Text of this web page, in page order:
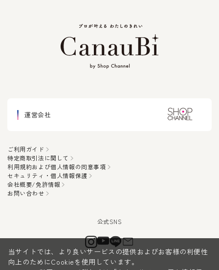
運営会社
ご利用ガイド
特定商取引法に関して
利用規約および個人情報の同意事項
セキュリティ・個人情報保護
会社概要/免許情報
お問い合わせ
当サイトでは、より良いサービスの提供およびお客様の利便性
向上のためにCookieを使用しています。